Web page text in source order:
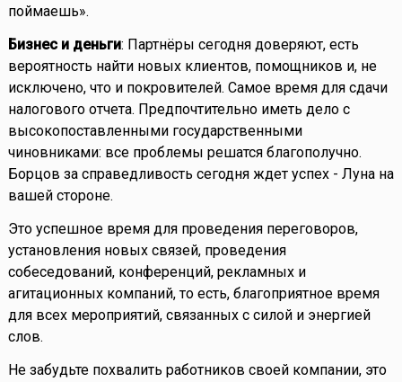
поймаешь».
Бизнес и деньги: Партнёры сегодня доверяют, есть
вероятность найти новых клиентов, помощников и, не
исключено, что и покровителей. Самое время для сдачи
налогового отчета. Предпочтительно иметь дело с
высокопоставленными государственными
чиновниками: все проблемы решатся благополучно.
Борцов за справедливость сегодня ждет успех - Луна на
вашей стороне.
Это успешное время для проведения переговоров,
установления новых связей, проведения
собеседований, конференций, рекламных и
агитационных компаний, то есть, благоприятное время
для всех мероприятий, связанных с силой и энергией
слов.
Не забудьте похвалить работников своей компании, это